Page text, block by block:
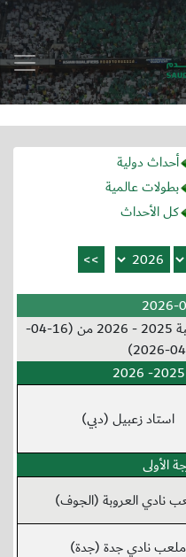
أحداث دولية
بطولات عالمية
كل الأحداث
الأدوار النهائية لدوري أبطال آسيا للنخبة 2025 - 2026 من (16-04-
استاد زعبيل (دبي)
الأولى
نادي العروبة (الجوف)
ملعب نادي جدة (جدة)